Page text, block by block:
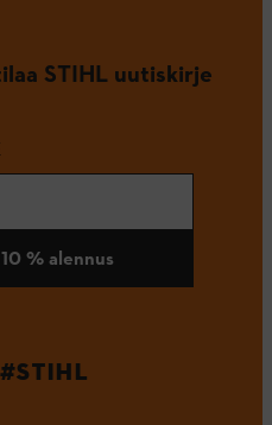
STIHL uutiskirje
% alennus
#STIHL